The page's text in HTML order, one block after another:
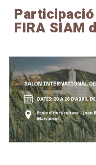
FIRA SIAM